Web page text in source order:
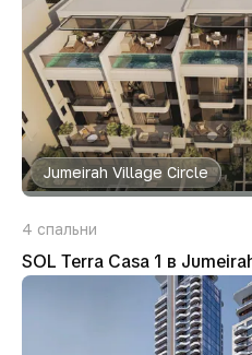
Jumeirah Village Circle
4 спальни
SOL Terra Casa 1 в